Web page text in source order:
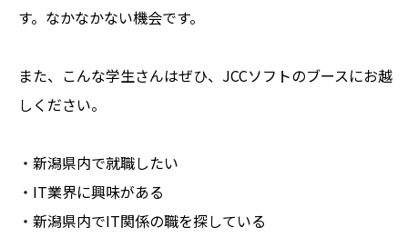
す。なかなかない機会です。
また、こんな学生さんはぜひ、JCCソフトのブースにお越
しください。
・新潟県内で就職したい
・IT業界に興味がある
・新潟県内でIT関係の職を探している